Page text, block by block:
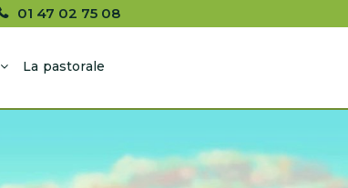
01 47 02 75 08
La pastorale